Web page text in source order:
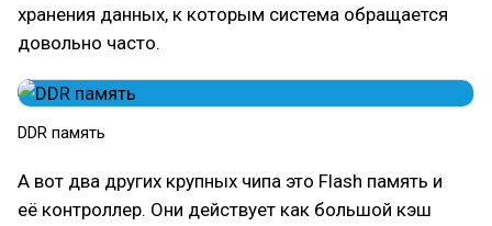
хранения данных, к которым система обращается
довольно часто.
DDR память
А вот два других крупных чипа это Flash память и
её контроллер. Они действует как большой кэш